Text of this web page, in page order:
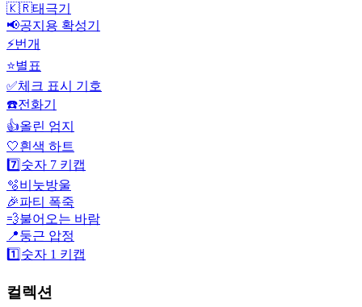
🇰🇷태극기
📢공지용 확성기
⚡번개
⭐별표
✅체크 표시 기호
☎️전화기
👍올린 엄지
🤍흰색 하트
7️⃣ 숫자 7 키캡
🫧비눗방울
🎉파티 폭죽
💨불어오는 바람
📍둥근 압정
1️⃣ 숫자 1 키캡
컬렉션